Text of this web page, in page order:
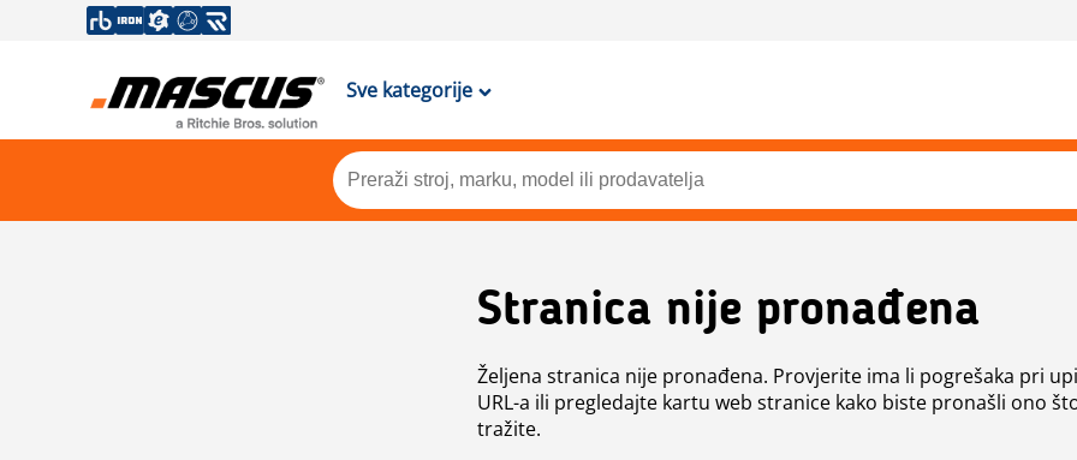
Sve kategorije
Stranica nije pronađena
Željena stranica nije pronađena. Provjerite ima li pogrešaka pri
URL-a ili pregledajte kartu web stranice kako biste pronašli ono
tražite.